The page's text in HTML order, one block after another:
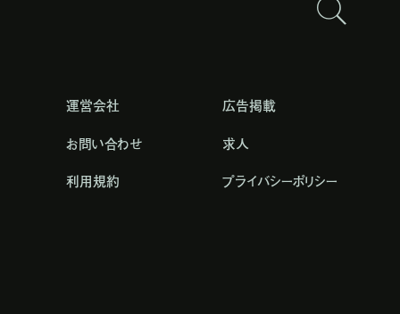
運営会社
広告掲載
お問い合わせ
求人
利用規約
プライバシーポリシー